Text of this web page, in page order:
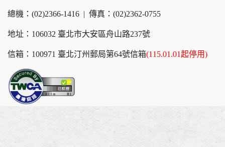
總機：(02)2366-1416 | 傳真：(02)2362-0755
地址：106032 臺北市大安區舟山路237號
信箱：100971 臺北汀州郵局第64號信箱(115.01.01起停用)